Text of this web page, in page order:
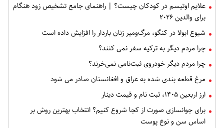
علایم اوتیسم در کودکان چیست؟ | راهنمای جامع تشخیص زود هنگام
برای والدین ۲۰۲۶
شیوع ابولا در کنگو، مرگ‌ومیر زنان باردار را افزایش داده است
چرا مردم دیگر به ترکیه سفر نمی کنند؟
چرا مردم دیگر خودروی ثبت‌نامی نمی‌خرند؟
مرغ قطعه‌ بندی شده به عراق و افغانستان صادر می شود
ارز اربعین ۱۴۰۵، ثبت‌ نام و قیمت دینار
برای جوانسازی صورت از کجا شروع کنیم؟ انتخاب بهترین روش بر
اساس سن و نوع پوست